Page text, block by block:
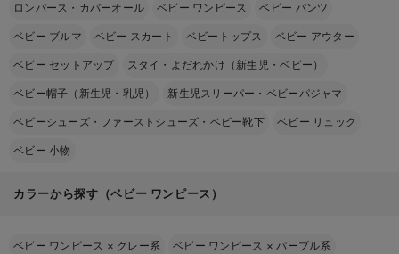
ロンパース・カバーオール ベビー ワンピース ベビー パンツ
ベビー ブルマ ベビー スカート ベビートップス ベビー アウター
ベビー セットアップ スタイ・よだれかけ（新生児・ベビー）
ベビー帽子（新生児・乳児） 新生児スリーパー・ベビーパジャマ
ベビーシューズ・ファーストシューズ・ベビー靴下 ベビー リュック
ベビー 小物
カラーから探す（ベビー ワンピース）
ベビー ワンピース × グレー系 ベビー ワンピース ×パープル系